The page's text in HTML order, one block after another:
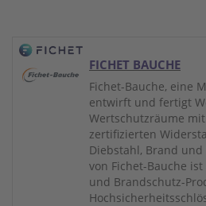
White Paper
Produkte
Versicherungssummen
FICHET BAUCHE
Fichet-Bauche, eine
entwirft und fertigt
Wertschutzräume
zertifizierten
Diebstahl, Brand
von Fichet-Bauche
und Brandschutz-